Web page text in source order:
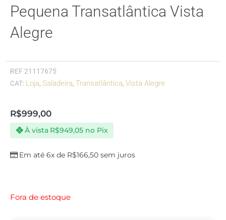
Pequena Transatlântica Vista
Alegre
REF 21117675
CAT: Loja, Saladeira, Transatlântica, Vista Alegre
R$999,00
Em até 6x de R$166,50 sem juros
À vista R$949,05 no Pix
Fora de estoque